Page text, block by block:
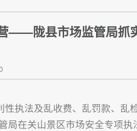
——陇县市场监管局抓
执法及乱收费、乱罚款、乱
局在关山景区市场安全专项